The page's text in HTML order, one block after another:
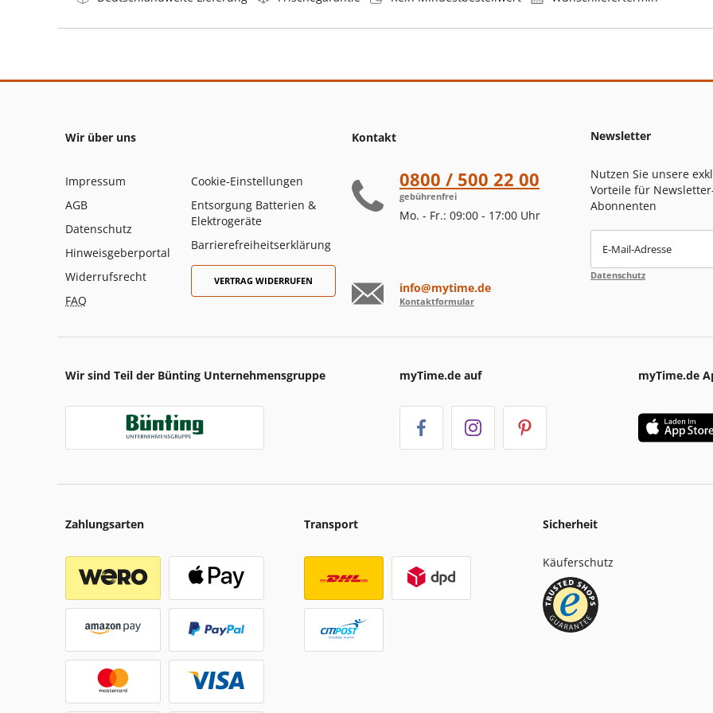
Wir über uns
Impressum
AGB
Datenschutz
Hinweisgeberportal
Widerrufsrecht
FAQ
Cookie-Einstellungen
Entsorgung Batterien &
Elektrogeräte
Barrierefreiheitserklärung
VERTRAG WIDERRUFEN
Kontakt
0800 / 500 22 00
gebührenfrei
Mo. - Fr.: 09:00 - 17:00 Uhr
info@mytime.de
Kontaktformular
Newsletter
Nutzen Sie unsere
Vorteile für
Abonnenten
E-Mail-Adresse
Datenschutz
Wir sind Teil der Bünting Unternehmensgruppe myTime.de auf myTime.de
Zahlungsarten Transport Sicherheit
Käuferschutz